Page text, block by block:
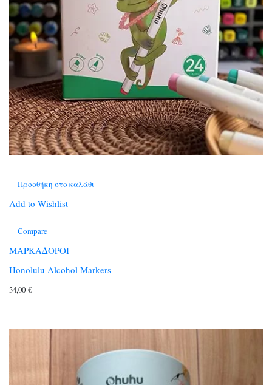
Προσθήκη στο καλάθι
Add to Wishlist
Compare
ΜΑΡΚΑΔΟΡΟΙ
Honolulu Alcohol Markers
34,00 €